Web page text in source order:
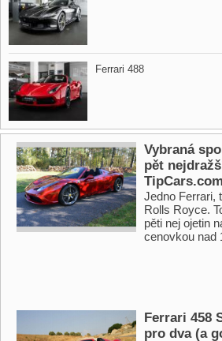
Ferrari 488
Vybraná
pět
TipCars.com
Jedno Ferrari,
Rolls Royce.
pěti nej ojetin
cenovkou nad
Ferrari 458
pro dva (a